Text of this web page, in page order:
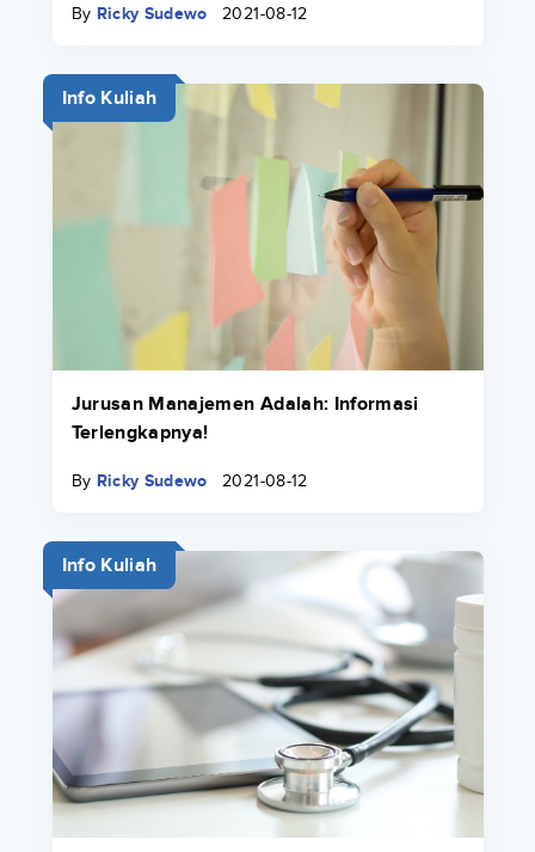
By Ricky Sudewo 2021-08-12
Info Kuliah
Jurusan Manajemen Adalah: Informasi
Terlengkapnya!
By Ricky Sudewo 2021-08-12
Info Kuliah